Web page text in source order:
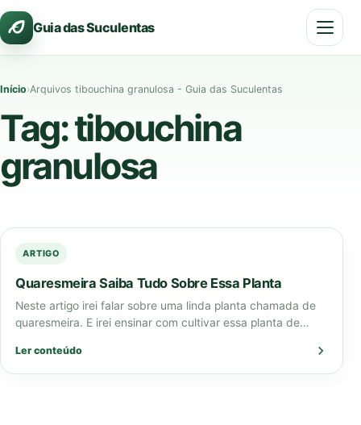
Pular
para
o
Guia das Suculentas
Início›Arquivos tibouchina granulosa - Guia das Suculentas
Tag:tibouchina
granulosa
ARTIGO
Quaresmeira Saiba Tudo Sobre Essa Planta
Neste artigo irei falar sobre uma linda planta chamada de
quaresmeira. E irei ensinar com cultivar essa planta de
Ler conteúdo